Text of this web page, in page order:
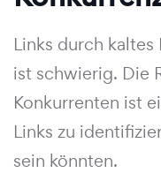
Links durch
ist schwierig. Die
Konkurrenten ist
Links zu
sein könnten.